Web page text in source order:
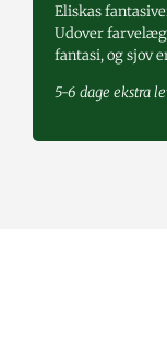
Eliskas
Udover
fantasi, og sjov
5-6 dage ekstra